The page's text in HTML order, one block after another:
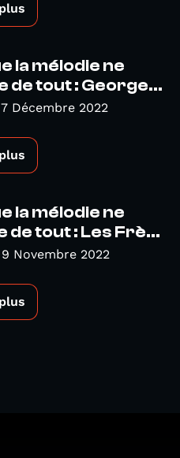
la mélodie ne
de tout : George...
Décembre 2022
la mélodie ne
de tout : Les Frè...
Novembre 2022